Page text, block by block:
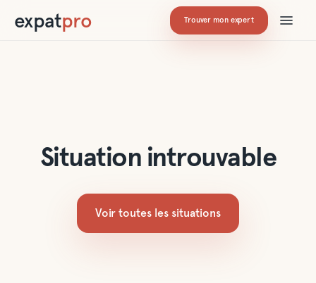
expatpro Trouver mon expert
Situation introuvable
Voir toutes les situations